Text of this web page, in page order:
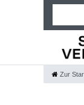
Zur